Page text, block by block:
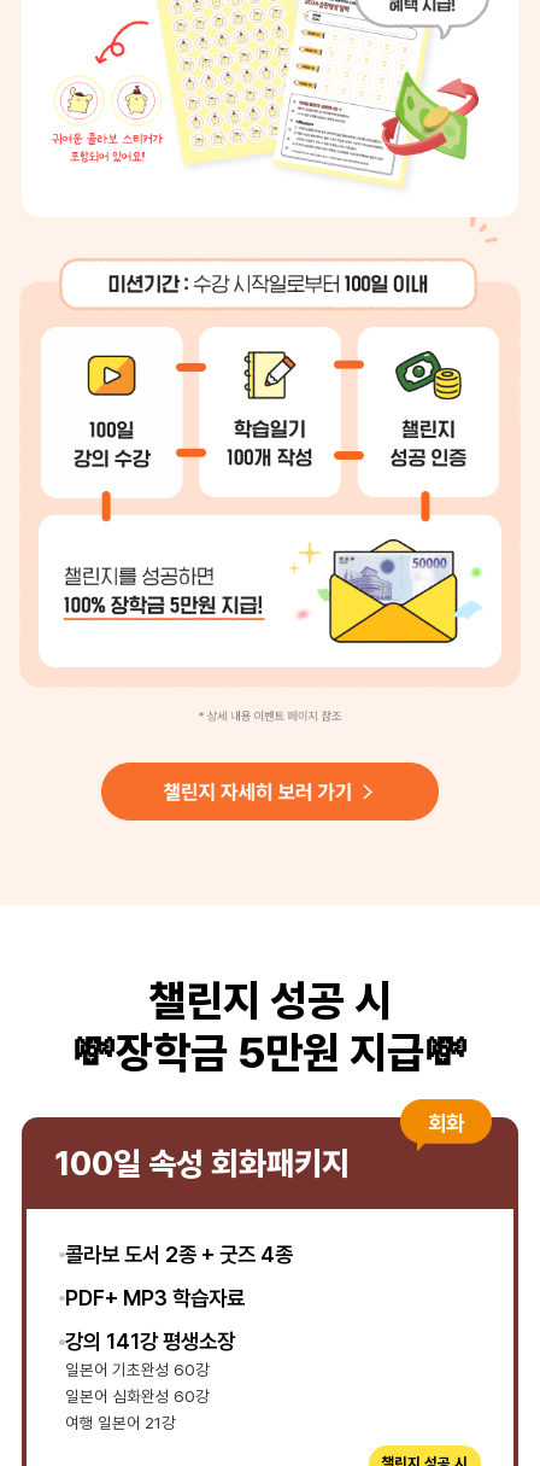
챌린지 성공 시
💸장학금 5만원 지급💸
100일 속성 회화패키지
회화
콜라보 도서 2종 + 굿즈 4종
PDF+ MP3 학습자료
강의 141강 평생소장
일본어 기초완성 60강
일본어 심화완성 60강
여행 일본어 21강